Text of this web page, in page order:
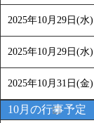
2025年10月29日(水)
2025年10月29日(水)
2025年10月31日(金)
10月の行事予定